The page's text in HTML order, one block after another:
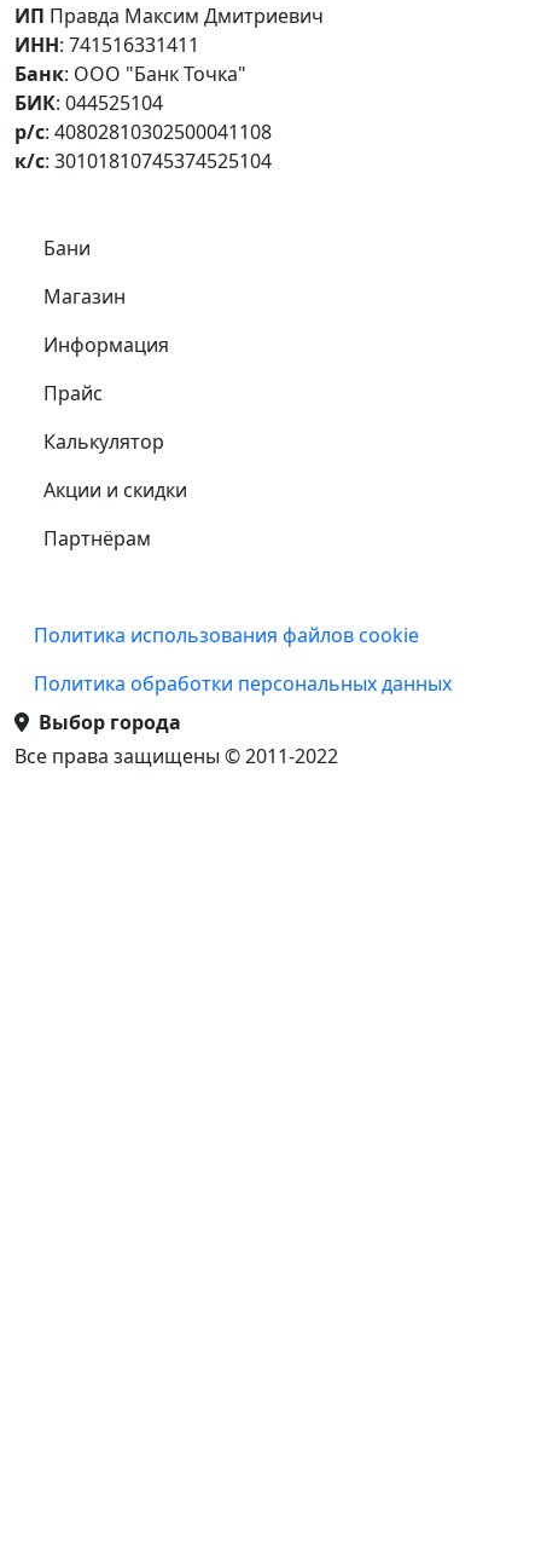
ИП Правда Максим Дмитриевич
ИНН: 741516331411
Банк: ООО "Банк Точка"
БИК: 044525104
р/с: 40802810302500041108
к/с: 30101810745374525104
Самое важное
Бани
Магазин
Информация
Прайс
Калькулятор
Акции и скидки
Партнёрам
Подвал
Политика использования файлов cookie
Политика обработки персональных данных
Выбор города
Все права защищены © 2011-2022